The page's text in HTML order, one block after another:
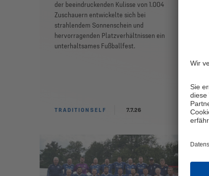
der beeindruckenden Kulisse von 1.004
Zuschauern entwickelte sich bei
strahlendem Sonnenschein und
hervorragenden Platzverhältnissen ein
unterhaltsames Fußballfest.
TRADITIONSELF 7.7.26